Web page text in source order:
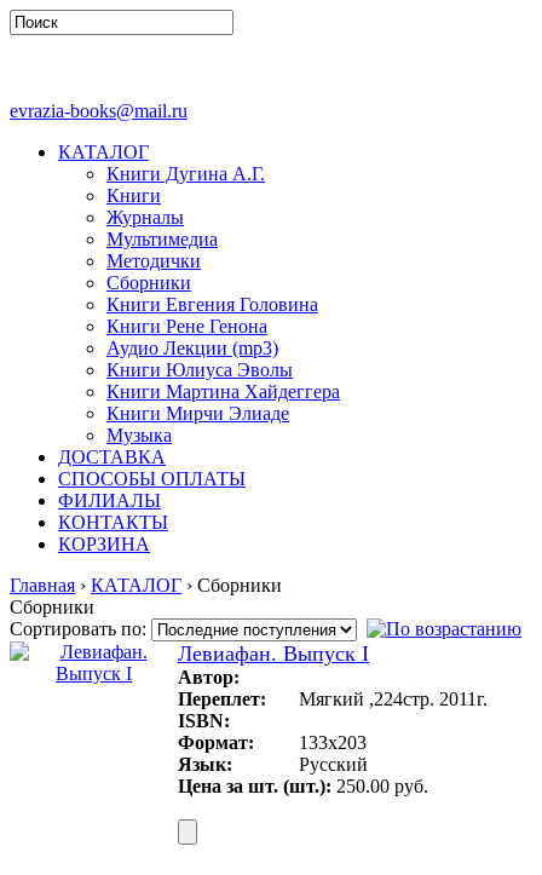
evrazia-books@mail.ru
КАТАЛОГ
Книги Дугина А.Г.
Книги
Журналы
Мультимедиа
Методички
Сборники
Книги Евгения Головина
Книги Рене Генона
Аудио Лекции (mp3)
Книги Юлиуса Эволы
Книги Мартина Хайдеггера
Книги Мирчи Элиаде
Музыка
ДОСТАВКА
СПОСОБЫ ОПЛАТЫ
ФИЛИАЛЫ
КОНТАКТЫ
КОРЗИНА
Главная › КАТАЛОГ › Сборники
Сборники
Сортировать по:
Левиафан. Выпуск I
Автор:
Переплет:
Мягкий ,224стр. 2011г.
ISBN:
Формат:
133x203
Язык:
Русский
Цена за шт. (шт.): 250.00 руб.